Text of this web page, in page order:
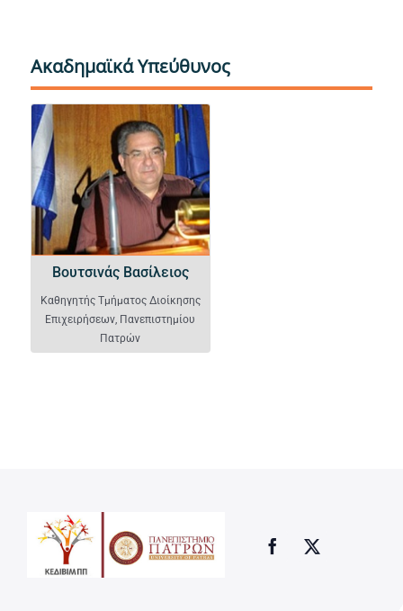
Ακαδημαϊκά Υπεύθυνος
Βουτσινάς Βασίλειος
Καθηγητής Τμήματος Διοίκησης
Επιχειρήσεων, Πανεπιστημίου
Πατρών